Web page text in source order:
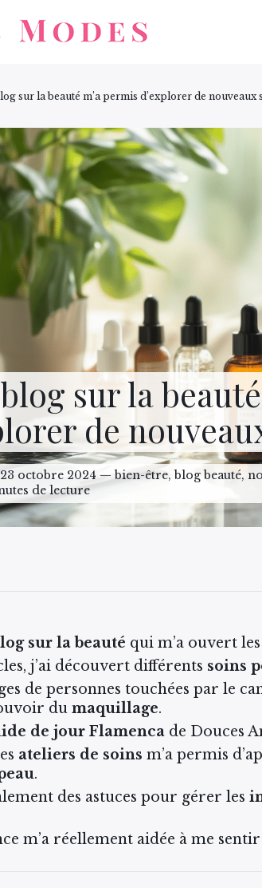
sur la
de
23 octobre 2024 — bien-être, blog beauté,
de lecture
sur la beauté m’a permis d’explorer de nouveaux
sur la beauté qui m’a ouvert
j’ai découvert différents soins
de personnes touchées par le
du maquillage.
de jour Flamencade Douces
ateliers de soins m’a permis
.
des astuces pour gérer les
m’a réellement aidée à me